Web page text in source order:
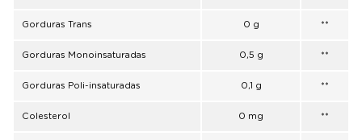
Gorduras Trans 0 g **
Gorduras Monoinsaturadas 0,5 g **
Gorduras Poli-insaturadas 0,1 g **
Colesterol 0 mg **